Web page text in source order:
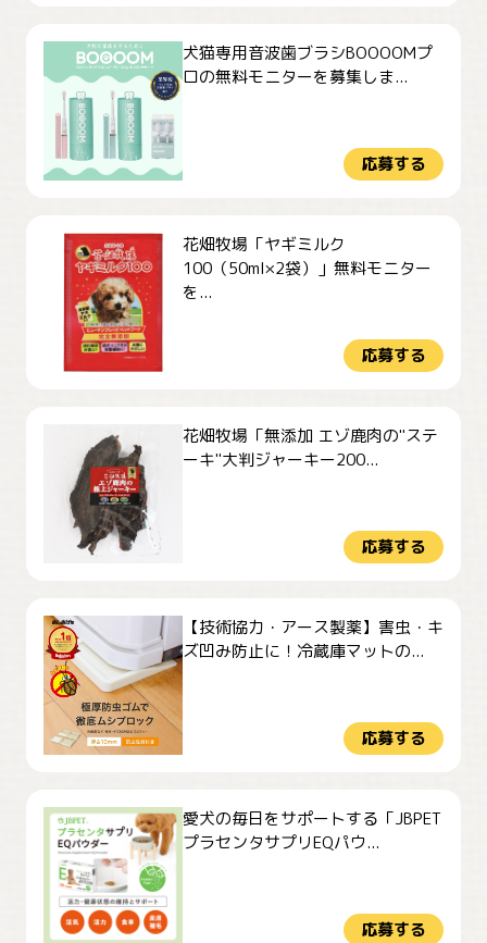
犬猫専用音波歯ブラシBOOOOMプ
ロの無料モニターを募集しま...
応募する
花畑牧場「ヤギミルク
100（50ml×2袋）」無料モニター
を...
応募する
花畑牧場「無添加 エゾ鹿肉の"ステ
ーキ"大判ジャーキー200...
応募する
【技術協力・アース製薬】害虫・キ
ズ凹み防止に！冷蔵庫マットの...
応募する
愛犬の毎日をサポートする「JBPET
プラセンタサプリEQパウ...
応募する